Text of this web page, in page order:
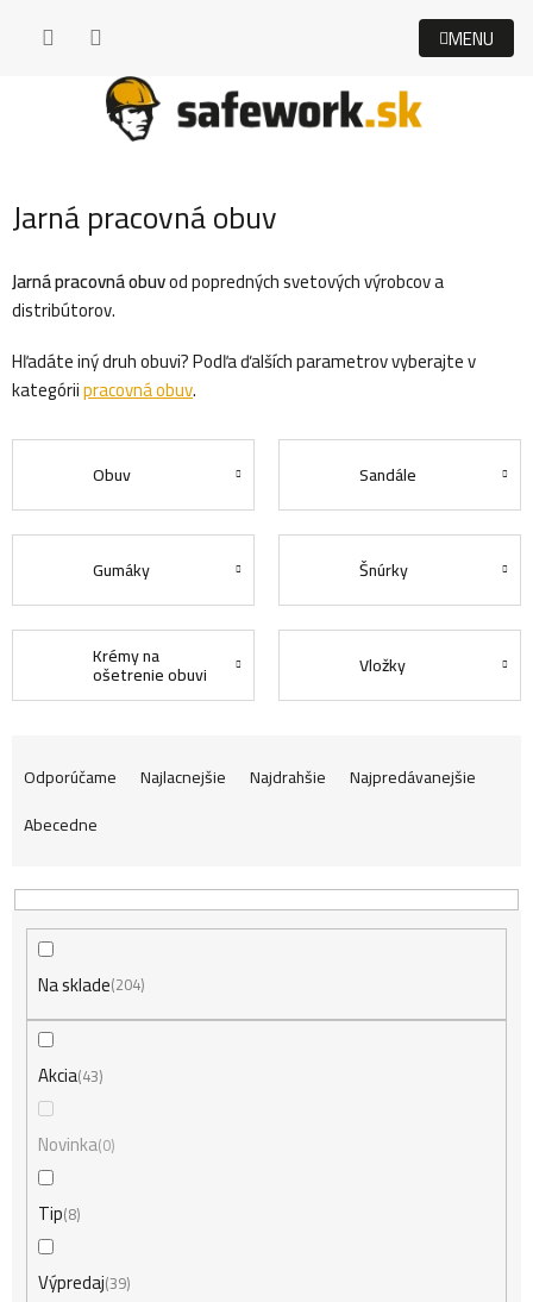
Jarná pracovná obuv
Jarná pracovná obuvod popredných svetových výrobcov a
distribútorov.
Hľadáte iný druh obuvi? Podľa ďalších parametrov vyberajte v
kategóriipracovná obuv.
Obuv Sandále
Gumáky Šnúrky
Krémy na
ošetrenie obuvi Vložky
R
a
d
e
Odporúčame Najlacnejšie Najdrahšie
Najpredávanejšie
Abecedne
Na sklade 204
Akcia 43
Novinka 0
Tip 8
Výpredaj 39